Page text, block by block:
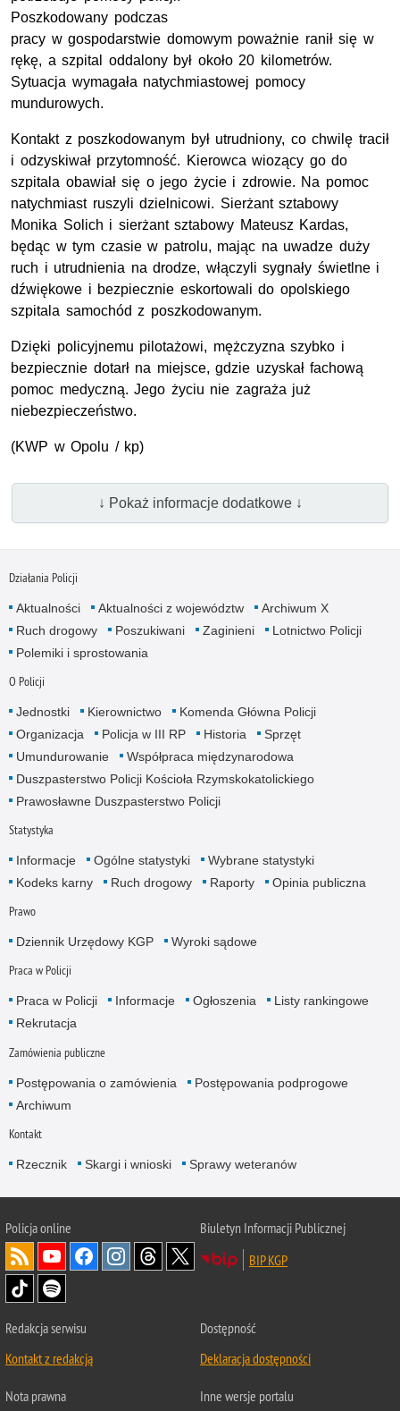
Poszkodowany podczas
pracy w gospodarstwie domowym poważnie ranił się w
rękę, a szpital oddalony był około 20 kilometrów.
Sytuacja wymagała natychmiastowej pomocy
mundurowych.
Kontakt z poszkodowanym był utrudniony, co chwilę tracił
i odzyskiwał przytomność. Kierowca wiozący go do
szpitala obawiał się o jego życie i zdrowie. Na pomoc
natychmiast ruszyli dzielnicowi. Sierżant sztabowy
Monika Solich i sierżant sztabowy Mateusz Kardas,
będąc w tym czasie w patrolu, mając na uwadze duży
ruch i utrudnienia na drodze, włączyli sygnały świetlne i
dźwiękowe i bezpiecznie eskortowali do opolskiego
szpitala samochód z poszkodowanym.
Dzięki policyjnemu pilotażowi, mężczyzna szybko i
bezpiecznie dotarł na miejsce, gdzie uzyskał fachową
pomoc medyczną. Jego życiu nie zagraża już
niebezpieczeństwo.
(KWP w Opolu / kp)
↓ Pokaż informacje dodatkowe ↓
Działania Policji
Aktualności Aktualności z województw
Archiwum X
Ruch drogowy
Poszukiwani Zaginieni
Lotnictwo Policji
Polemiki i sprostowania
O Policji
Jednostki Kierownictwo
Komenda Główna Policji
Organizacja
Policja w III RP Historia
Sprzęt
Umundurowanie
Współpraca międzynarodowa
Duszpasterstwo Policji Kościoła Rzymskokatolickiego
Prawosławne Duszpasterstwo Policji
Statystyka
Informacje Ogólne statystyki
Wybrane statystyki
Kodeks karny
Ruch drogowy Raporty Opinia publiczna
Prawo
Dziennik Urzędowy KGP Wyroki sądowe
Praca w Policji
Praca w Policji Informacje Ogłoszenia
Listy rankingowe
Rekrutacja
Zamówienia publiczne
Postępowania o zamówienia
Postępowania podprogowe
Archiwum
Kontakt
Rzecznik Skargi i wnioski Sprawy weteranów
Policjaonline
Biuletyn Informacji Publicznej
BIP KGP
Redakcja serwisu
Kontakt z redakcją
Dostępność
Deklaracja dostępności
Nota prawna
Inne wersje portalu